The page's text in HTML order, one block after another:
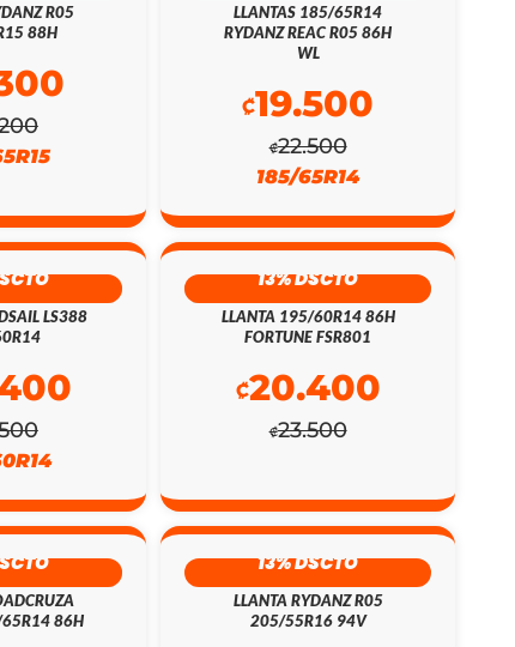
R05
88H
LLANTAS 185/65R14
RYDANZ REAC R05 86H
WL
₡22.500
₡19.500
185/65R14
LS388
13% DSCTO
LLANTA 195/60R14 86H
FORTUNE FSR801
₡23.500
₡20.400
86H
13% DSCTO
LLANTA RYDANZ R05
205/55R16 94V